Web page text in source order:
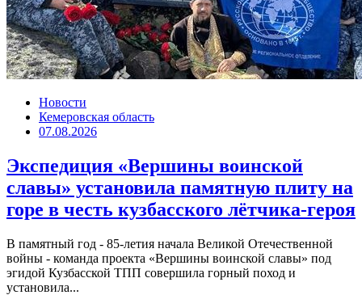
Новости
Кемеровская область
07.08.2026
Экспедиция «Вершины воинской
славы» установила памятную плиту на
горе в честь кузбасского лётчика-героя
В памятный год - 85-летия начала Великой Отечественной
войны - команда проекта «Вершины воинской славы» под
эгидой Кузбасской ТПП совершила горный поход и
установила...